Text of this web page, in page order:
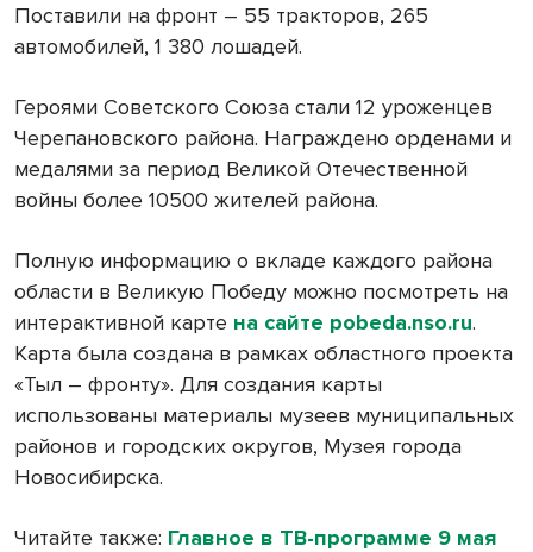
Поставили на фронт – 55 тракторов, 265
автомобилей, 1 380 лошадей.
Героями Советского Союза стали 12 уроженцев
Черепановского района. Награждено орденами и
медалями за период Великой Отечественной
войны более 10500 жителей района.
Полную информацию о вкладе каждого района
области в Великую Победу можно посмотреть на
интерактивной карте на сайте pobeda.nso.ru.
Карта была создана в рамках областного проекта
«Тыл – фронту». Для создания карты
использованы материалы музеев муниципальных
районов и городских округов, Музея города
Новосибирска.
Читайте также: Главное в ТВ-программе 9 мая